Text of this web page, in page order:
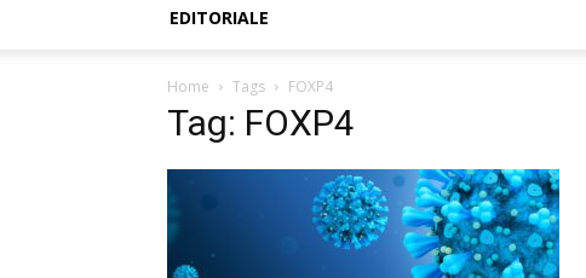
EDITORIALE
Home Tags FOXP4
Tag: FOXP4